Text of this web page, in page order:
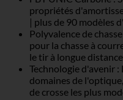
propriétés
| plus de 90 modèles
Polyvalence de
pour la chasse à
le tir à longue
Technologie d'avenir
domaines de
de crosse les plus